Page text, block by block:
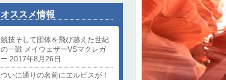
オススメ情報
競技そして団体を飛び越えた世紀
の一戦 メイウェザーVSマクレガ
ー 2017年8月26日
ついに通りの名前にエルビスが！